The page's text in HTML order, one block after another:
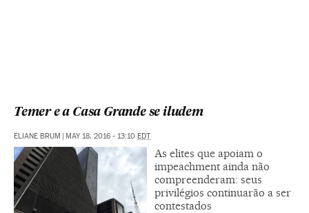
Temer e a Casa Grande se iludem
ELIANE BRUM | MAY 18, 2016 - 13:10 EDT
As elites que apoiam o
impeachment ainda não
compreenderam: seus
privilégios continuarão a ser
contestados